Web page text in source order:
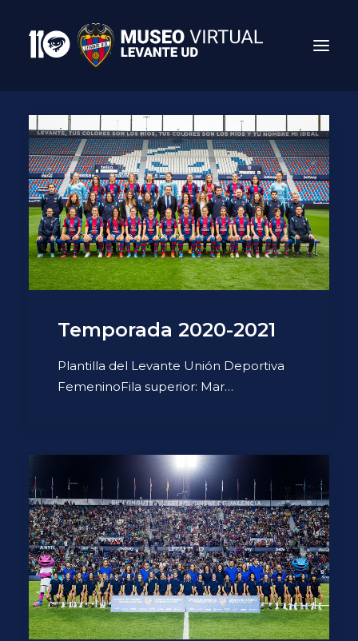
Search
Temporada 2020-2021
Plantilla del Levante Unión Deportiva
FemeninoFila superior: Mar…